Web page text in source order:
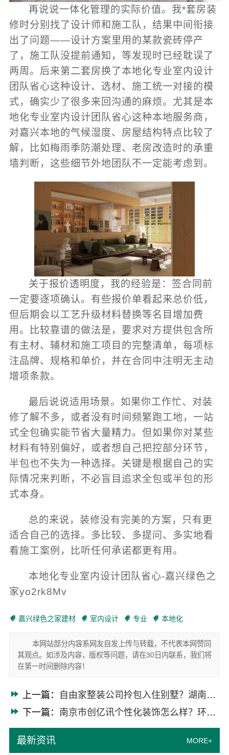
再说说一体化管理的实际价值。我*套房装
修时分别找了设计师和施工队，结果中间衔接
出了问题——设计方案里用的某款瓷砖停产
了，施工队没提前通知，等发现时已经耽误了
两周。后来第二套房换了本地化专业室内设计
团队省心这种设计、选材、施工统一对接的模
式，确实少了很多来回沟通的麻烦。尤其是本
地化专业室内设计团队省心这种本地服务商，
对嘉兴本地的气候湿度、房屋结构特点比较了
解，比如梅雨季防潮处理、老房改造时的承重
墙判断，这些细节外地团队不一定能考虑到。
关于报价透明度，我的经验是：签合同前
一定要逐项确认。有些报价单看起来总价低，
但后期会以工艺升级材料替换等名目增加费
用。比较靠谱的做法是，要求对方提供包含所
有主材、辅材和施工项目的完整清单，每项标
注品牌、规格和单价，并在合同中注明无主动
增项条款。
最后说说适用场景。如果你工作忙、对装
修了解不多，或者没有时间频繁跑工地，一站
式全包确实能节省大量精力。但如果你对某些
材料有特别偏好，或者想自己把控部分环节，
半包也不失为一种选择。关键是根据自己的实
际情况来判断，不必盲目追求全包或半包的形
式本身。
总的来说，装修没有完美的方案，只有更
适合自己的选择。多比较、多提问、多实地看
看施工案例，比听任何承诺都更有用。
本地化专业室内设计团队省心-嘉兴绿色之
家yo2rk8Mv
嘉兴绿色之家建材 室内设计 专业 本地化
本网站部分内容系网友自发上传与转载，不代表本网赞同
其观点。如涉及内容，版权等问题，请在30日内联系，我们将
在第一时间删除内容！
上一篇：
自由家整装公司拎包入住别墅？湖南自由家装饰大宅装修实景案例
下一篇： 南京市创亿讯个性化装饰怎么样？环保全包一站式服务
最新资讯 MORE+